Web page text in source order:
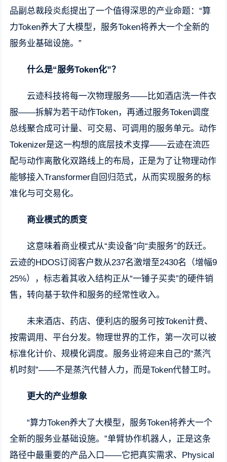
品副总裁段炎彪提出了一个值得深思的产业命题：“算
力Token养大了大模型，服务Token将养大一个全新的
服务业基础设施。”
什么是“服务Token化”？
云迹科技将每一次物理服务——比如酒店洗一件衣
服——拆解为若干动作Token，再通过服务Token调度
总线聚合成可计量、可交易、可调用的服务单元。动作
Tokenizer是这一构想的底层技术支撑——云迹在流匹
配与动作离散化双路线上的布局，正是为了让物理动作
能够接入Transformer自回归范式，从而实现服务的标
准化与可交易化。
商业模式的质变
这意味着商业模式从“卖设备”向“卖服务”的跃迁。
云迹的HDOS订阅客户数从237名激增至2430名（增幅9
25%），标志着其收入结构正从“一锤子买卖”的硬件销
售，转向基于软件和服务的经常性收入。
未来酒店、药店、便利店的服务可按Token计费、
按需调用、平台分发。物理世界的工作，第一次可以被
标准化计价、规模化调度。服务业将迎来自己的“蒸汽
机时刻”——不是蒸汽代替人力，而是Token代替工时。
更大的产业想象
“算力Token养大了大模型，服务Token将养大一个
全新的服务业基础设施。”单臂协作机器人，正是这条
路径中最重要的产品入口——它把真实需求、Physical